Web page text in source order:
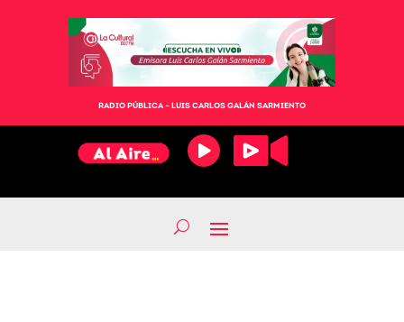
RADIO PÚBLICA – LUIS CARLOS GALÁN SARMIENTO